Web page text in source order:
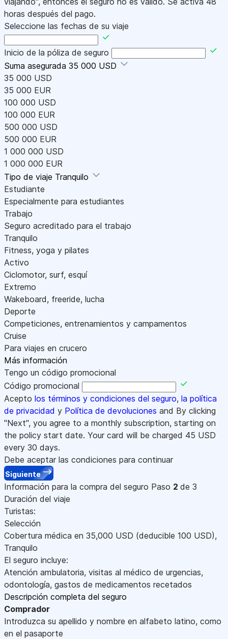
horas después del pago.
Seleccione las fechas de su viaje
Inicio de la póliza de seguro
Suma asegurada 35 000 USD
35 000 USD
35 000 EUR
100 000 USD
100 000 EUR
500 000 USD
500 000 EUR
1 000 000 USD
1 000 000 EUR
Tipo de viaje Tranquilo
Estudiante
Especialmente para estudiantes
Trabajo
Seguro acreditado para el trabajo
Tranquilo
Fitness, yoga y pilates
Activo
Ciclomotor, surf, esquí
Extremo
Wakeboard, freeride, lucha
Deporte
Competiciones, entrenamientos y campamentos
Cruise
Para viajes en crucero
Más información
Tengo un código promocional
Código promocional
Acepto los términos y condiciones del seguro, la política
de privacidad y Política de devoluciones and By clicking
"Next", you agree to a monthly subscription, starting on
the policy start date. Your card will be charged 45 USD
every 30 days.
Debe aceptar las condiciones para continuar
Siguiente
Información para la compra del seguro Paso 2 de 3
Duración del viaje
Turistas:
Selección
Cobertura médica en 35,000 USD (deducible 100 USD),
Tranquilo
El seguro incluye:
Atención ambulatoria, visitas al médico de urgencias,
odontología, gastos de medicamentos recetados
Descripción completa del seguro
Comprador
Introduzca su apellido y nombre en alfabeto latino, como
en el pasaporte